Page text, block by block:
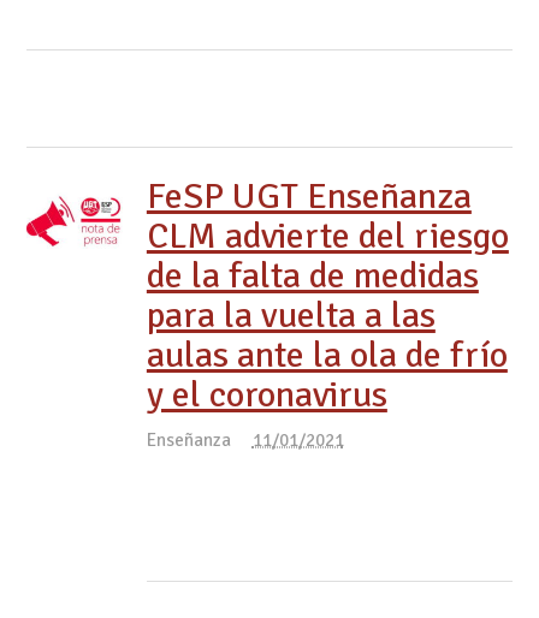
FeSP UGT Enseñanza
CLM advierte del riesgo
de la falta de medidas
para la vuelta a las
aulas ante la ola de frío
y el coronavirus
Enseñanza 11/01/2021